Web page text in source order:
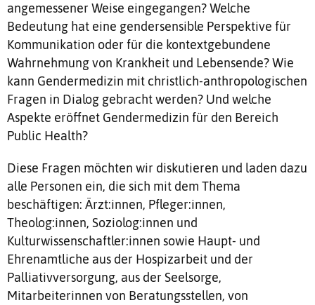
angemessener Weise eingegangen? Welche
Bedeutung hat eine gendersensible Perspektive für
Kommunikation oder für die kontextgebundene
Wahrnehmung von Krankheit und Lebensende? Wie
kann Gendermedizin mit christlich-anthropologischen
Fragen in Dialog gebracht werden? Und welche
Aspekte eröffnet Gendermedizin für den Bereich
Public Health?
Diese Fragen möchten wir diskutieren und laden dazu
alle Personen ein, die sich mit dem Thema
beschäftigen: Ärzt:innen, Pfleger:innen,
Theolog:innen, Soziolog:innen und
Kulturwissenschaftler:innen sowie Haupt- und
Ehrenamtliche aus der Hospizarbeit und der
Palliativversorgung, aus der Seelsorge,
Mitarbeiterinnen von Beratungsstellen, von